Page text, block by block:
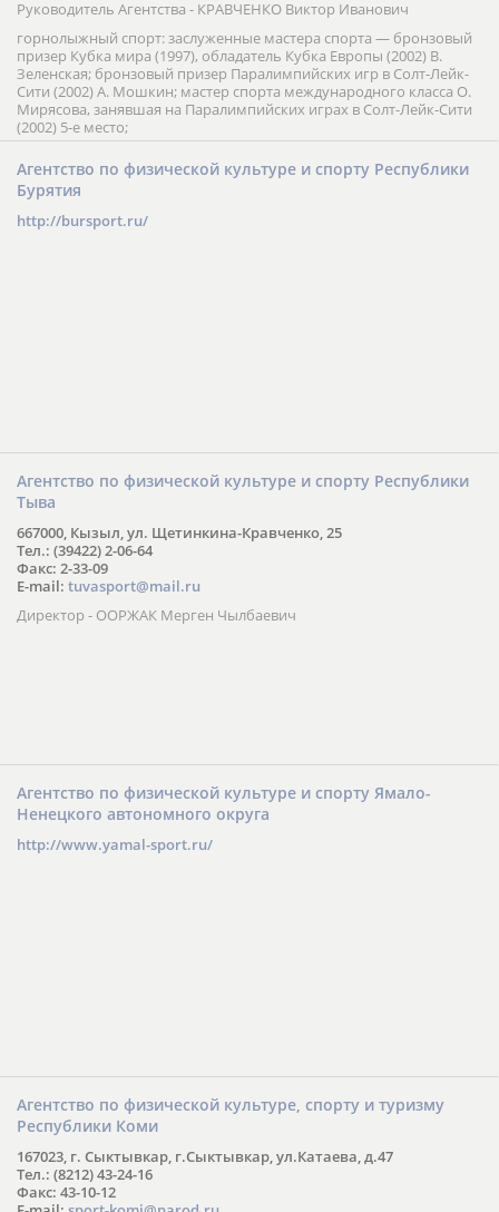
Руководитель Агентства - КРАВЧЕНКО Виктор Иванович
горнолыжный спорт: заслуженные мастера спорта — бронзовый
призер Кубка мира (1997), обладатель Кубка Европы (2002) В.
Зеленская; бронзовый призер Паралимпийских игр в Солт-Лейк-
Сити (2002) А. Мошкин; мастер спорта международного класса О.
Мирясова, занявшая на Паралимпийских играх в Солт-Лейк-Сити
(2002) 5-е место;
Агентство по физической культуре и спорту Республики
Бурятия
http://bursport.ru/
Агентство по физической культуре и спорту Республики
Тыва
667000, Кызыл, ул. Щетинкина-Кравченко, 25
Тел.: (39422) 2-06-64
Факс: 2-33-09
E-mail: tuvasport@mail.ru
Директор - ООРЖАК Мерген Чылбаевич
Агентство по физической культуре и спорту Ямало-
Ненецкого автономного округа
http://www.yamal-sport.ru/
Агентство по физической культуре, спорту и туризму
Республики Коми
167023, г. Сыктывкар, г.Сыктывкар, ул.Катаева, д.47
Тел.: (8212) 43-24-16
Факс: 43-10-12